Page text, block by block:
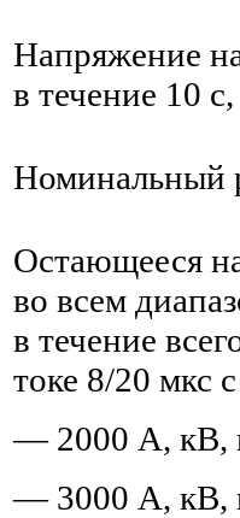
Напряжение
в течение 10
Номинальный
Остающееся
во всем
в течение
токе 8/20 мкс
— 2000 А, кВ,
— 3000 А, кВ,